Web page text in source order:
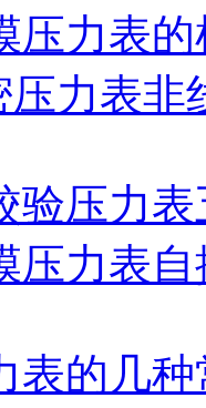
压力表
压力表
验压力
压力表
表的几